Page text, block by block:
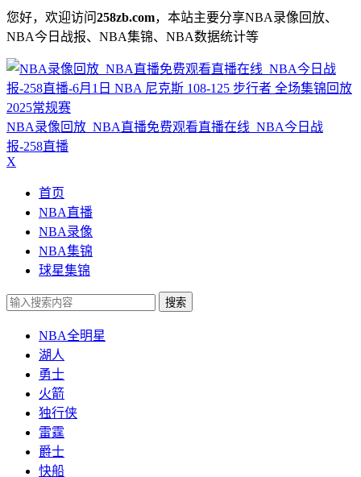
您好，欢迎访问258zb.com，本站主要分享NBA录像回放、
NBA今日战报、NBA集锦、NBA数据统计等
NBA录像回放_NBA直播免费观看直播在线_NBA今日战
报-258直播
X
首页
NBA直播
NBA录像
NBA集锦
球星集锦
搜索
NBA全明星
湖人
勇士
火箭
独行侠
雷霆
爵士
快船